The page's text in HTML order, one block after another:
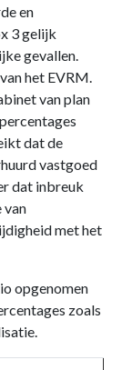
en
3 gelijk
gevallen.
het EVRM.
van plan
dat de
vastgoed
dat inbreuk
van
met het
opgenomen
zoals